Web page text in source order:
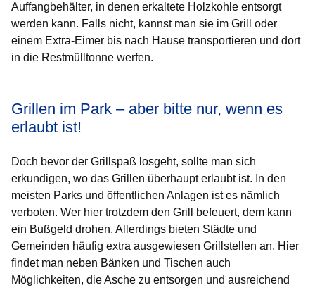
Auffangbehälter, in denen erkaltete Holzkohle entsorgt
werden kann. Falls nicht, kannst man sie im Grill oder
einem Extra-Eimer bis nach Hause transportieren und dort
in die Restmülltonne werfen.
Grillen im Park – aber bitte nur, wenn es
erlaubt ist!
Doch bevor der Grillspaß losgeht, sollte man sich
erkundigen, wo das Grillen überhaupt erlaubt ist. In den
meisten Parks und öffentlichen Anlagen ist es nämlich
verboten. Wer hier trotzdem den Grill befeuert, dem kann
ein Bußgeld drohen. Allerdings bieten Städte und
Gemeinden häufig extra ausgewiesen Grillstellen an. Hier
findet man neben Bänken und Tischen auch
Möglichkeiten, die Asche zu entsorgen und ausreichend